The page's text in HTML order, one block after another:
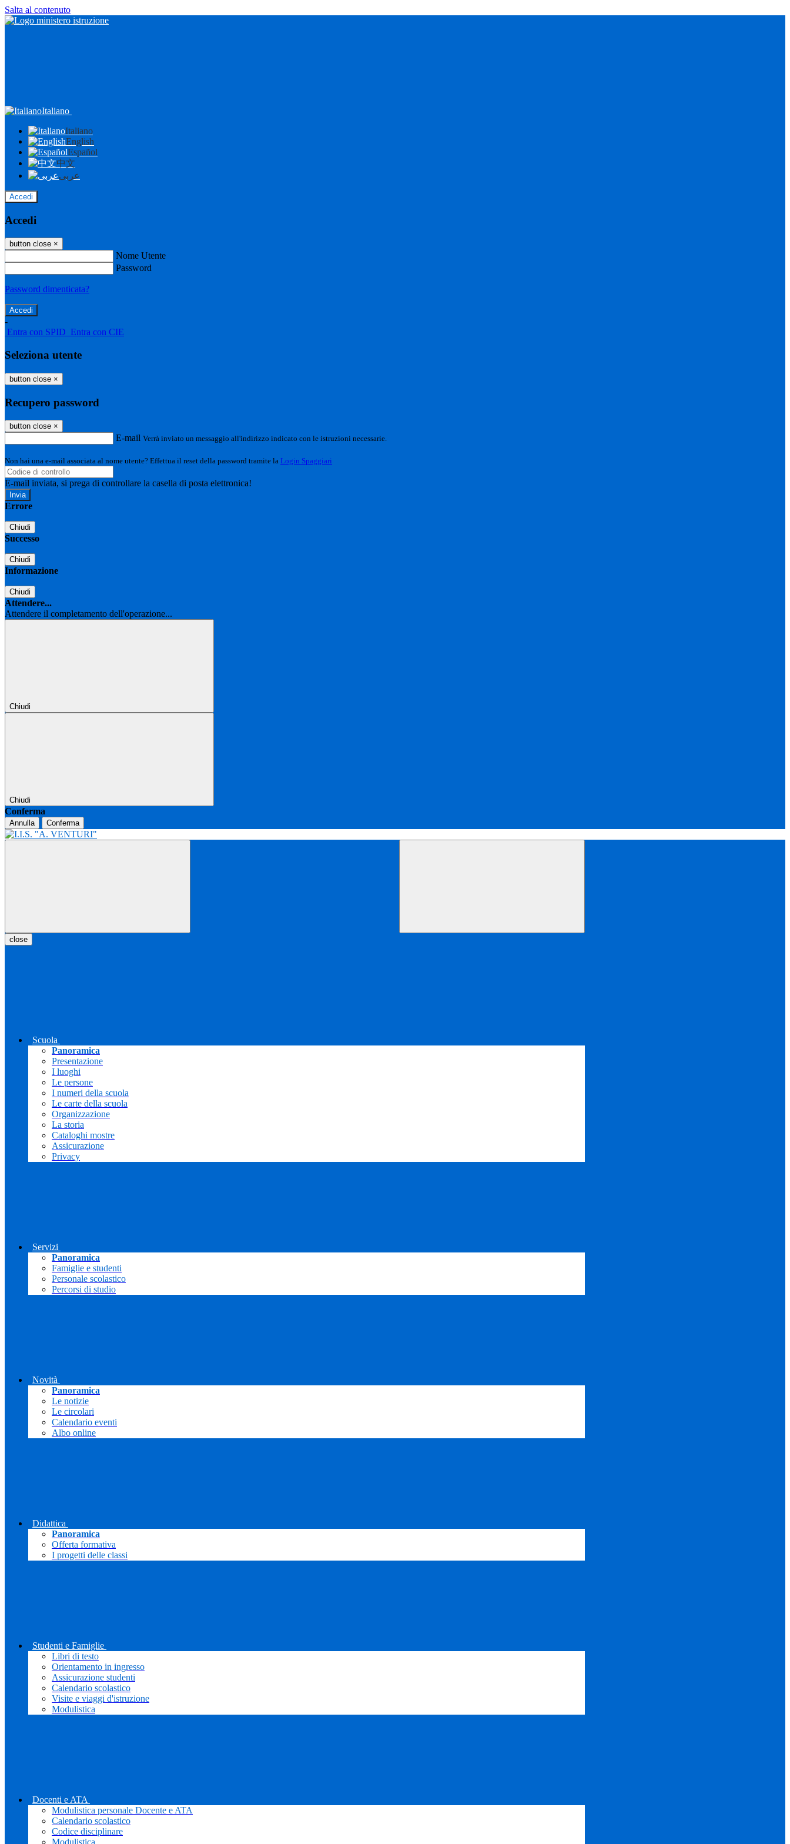
Salta al contenuto
Italiano
Italiano
English
Español
中文
عربى
Accedi
Accedi
button close ×
Nome Utente
Password
Password dimenticata?
-
Entra con SPID Entra con CIE
Seleziona utente
button close ×
Recupero password
button close ×
E-mail Verrà inviato un messaggio all'indirizzo indicato con le istruzioni necessarie.
Non hai una e-mail associata al nome utente? Effettua il reset della password tramite la Login Spaggiari
E-mail inviata, si prega di controllare la casella di posta elettronica!
Errore
Chiudi
Successo
Chiudi
Informazione
Chiudi
Attendere...
Attendere il completamento dell'operazione...
Chiudi
Chiudi
Conferma
Annulla Conferma
close
Scuola
Panoramica
Presentazione
I luoghi
Le persone
I numeri della scuola
Le carte della scuola
Organizzazione
La storia
Cataloghi mostre
Assicurazione
Privacy
Servizi
Panoramica
Famiglie e studenti
Personale scolastico
Percorsi di studio
Novità
Panoramica
Le notizie
Le circolari
Calendario eventi
Albo online
Didattica
Panoramica
Offerta formativa
I progetti delle classi
Studenti e Famiglie
Libri di testo
Orientamento in ingresso
Assicurazione studenti
Calendario scolastico
Visite e viaggi d'istruzione
Modulistica
Docenti e ATA
Modulistica personale Docente e ATA
Calendario scolastico
Codice disciplinare